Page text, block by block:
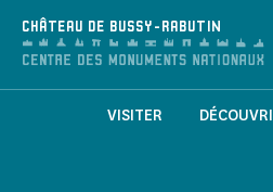
CHÂTEAU DE BUSSY-RABUTIN
VISITER